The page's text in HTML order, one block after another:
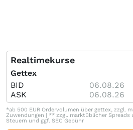
Realtimekurse
Gettex
BID 06.08.26
ASK
06.08.26
*ab 500 EUR Ordervolumen über gettex, zzgl.
Zuwendungen | ** zzgl. marktüblicher Spreads
Steuern und ggf. SEC Gebühr